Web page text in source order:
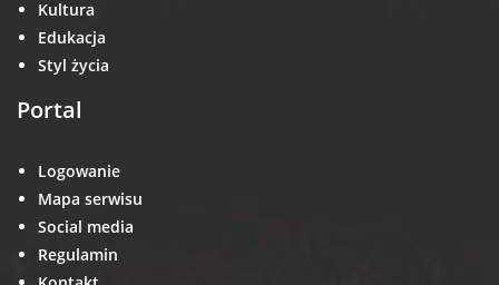
Kultura
Edukacja
Styl życia
Portal
Logowanie
Mapa serwisu
Social media
Regulamin